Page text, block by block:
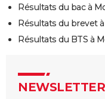
Résultats du bac à
Résultats du brevet
Résultats du BTS à
NEWSLETTER